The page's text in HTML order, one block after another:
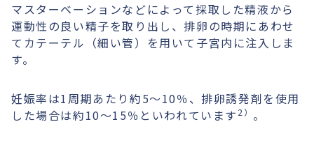
マスターベーションなどによって採取した精液から
運動性の良い精子を取り出し、排卵の時期にあわせ
てカテーテル（細い管）を用いて子宮内に注入しま
す。
妊娠率は1周期あたり約5〜10％、排卵誘発剤を使用
した場合は約10〜15％といわれています 2） 。